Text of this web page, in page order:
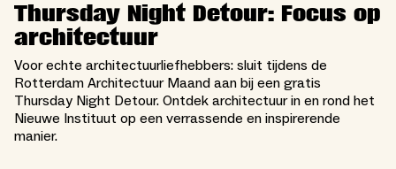
Thursday Night Detour: Focus op
architectuur
Voor echte architectuurliefhebbers: sluit tijdens de
Rotterdam Architectuur Maand aan bij een gratis
Thursday Night Detour. Ontdek architectuur in en rond het
Nieuwe Instituut op een verrassende en inspirerende
manier.